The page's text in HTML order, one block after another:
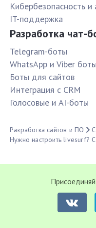
Кибербезопасность и
IT-поддержка
Разработка чат-
Telegram-боты
WhatsApp и Viber боты
Боты для сайтов
Интеграция с CRM
Голосовые и AI-боты
Разработка сайтов и ПО
Нужно настроить livesurf?